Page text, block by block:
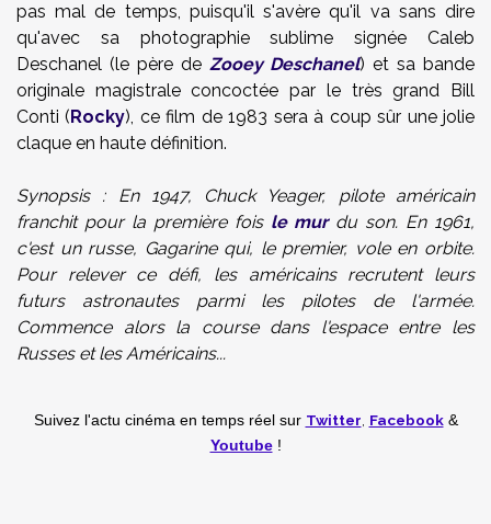
pas mal de temps, puisqu'il s'avère qu'il va sans dire
qu'avec sa photographie sublime signée Caleb
Deschanel (le père de Zooey Deschanel) et sa bande
originale magistrale concoctée par le très grand Bill
Conti (Rocky), ce film de 1983 sera à coup sûr une jolie
claque en haute définition.
Synopsis : En 1947, Chuck Yeager, pilote américain
franchit pour la première fois le murdu son. En 1961,
c'est un russe, Gagarine qui, le premier, vole en orbite.
Pour relever ce défi, les américains recrutent leurs
futurs astronautes parmi les pilotes de l'armée.
Commence alors la course dans l'espace entre les
Russes et les Américains...
Suivez l'actu cinéma en temps réel sur Twitter Facebook&
Youtube!